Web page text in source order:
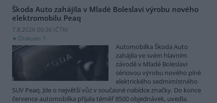
Škoda Auto zahájila v Mladé Boleslavi výrobu nového
elektromobilu Peaq
7.8.2026 00:36 (ČTK)
Diskuse: 1
Automobilka Škoda Auto
zahájila ve svém hlavním
závodě v Mladé Boleslavi
sériovou výrobu nového plně
elektrického sedmimístného
SUV Peaq. Jde o největší vůz v současné nabídce značky. Do konce
července automobilka přijala téměř 8500 objednávek, uvedla.